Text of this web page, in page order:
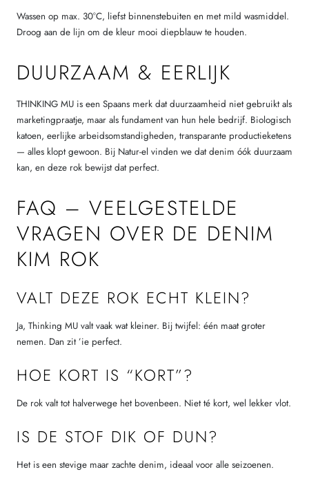
Wassen op max. 30°C, liefst binnenstebuiten en met mild wasmiddel.
Droog aan de lijn om de kleur mooi diepblauw te houden.
DUURZAAM & EERLIJK
THINKING MU is een Spaans merk dat duurzaamheid niet gebruikt als
marketingpraatje, maar als fundament van hun hele bedrijf. Biologisch
katoen, eerlijke arbeidsomstandigheden, transparante productieketens
— alles klopt gewoon. Bij Natur-el vinden we dat denim óók duurzaam
kan, en deze rok bewijst dat perfect.
FAQ – VEELGESTELDE
VRAGEN OVER DE DENIM
KIM ROK
VALT DEZE ROK ECHT KLEIN?
Ja, Thinking MU valt vaak wat kleiner. Bij twijfel: één maat groter
nemen. Dan zit ’ie perfect.
HOE KORT IS “KORT”?
De rok valt tot halverwege het bovenbeen. Niet té kort, wel lekker vlot.
IS DE STOF DIK OF DUN?
Het is een stevige maar zachte denim, ideaal voor alle seizoenen.